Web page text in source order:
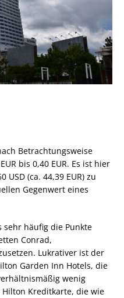
Betrachtungsweise
bis 0,40 EUR. Es ist hier
USD (ca. 44,39 EUR) zu
Gegenwert eines
sehr häufig die Punkte
Conrad,
Lukrativer ist der
Garden Inn Hotels, die
wenig
Kreditkarte, die wie